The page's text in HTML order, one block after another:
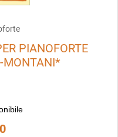
PIANOFORTE
MONTANI*